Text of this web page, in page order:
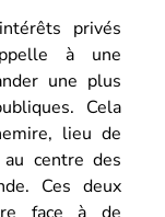
privés
à une
une plus
Cela
lieu de
centre des
Ces deux